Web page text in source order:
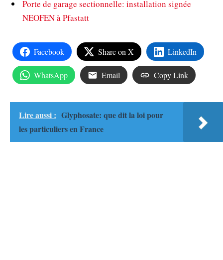
Porte de garage sectionnelle: installation signée
NEOFEN à Pfastatt
Facebook Share on X LinkedIn
WhatsApp Email Copy Link
Lire aussi : Glyphosate: que dit la loi pour
les particuliers en France